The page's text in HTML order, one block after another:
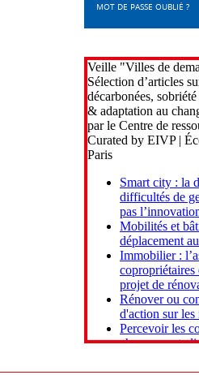
MOT DE PASSE OUBLIÉ ?